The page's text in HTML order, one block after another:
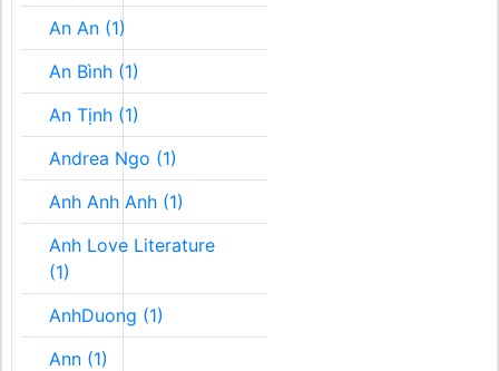
An An (1)
An Bình (1)
An Tịnh (1)
Andrea Ngo (1)
Anh Anh Anh (1)
Anh Love Literature
(1)
AnhDuong (1)
Ann (1)